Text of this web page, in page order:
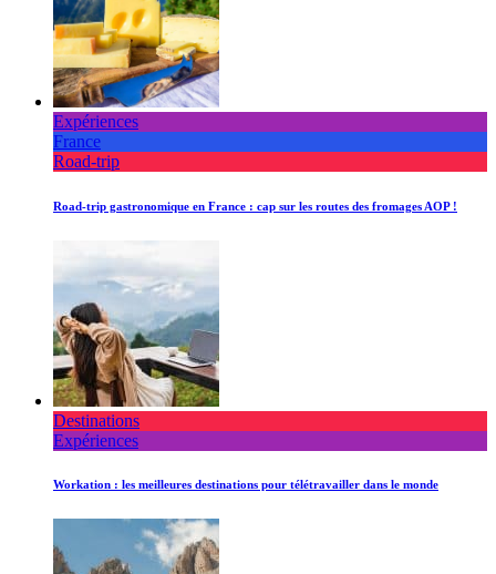
Expériences
France
Road-trip
Road-trip gastronomique en France : cap sur les routes des fromages AOP !
Destinations
Expériences
Workation : les meilleures destinations pour télétravailler dans le monde